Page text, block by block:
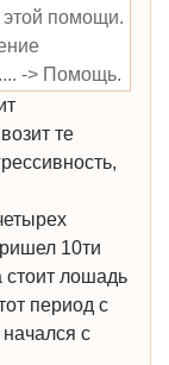
этой помощи.
-> Помощь.
те
10ти
стоит лошадь
период с
с